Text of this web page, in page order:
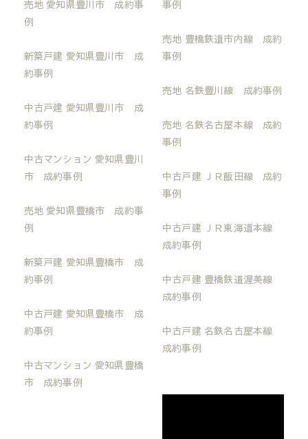
売地 愛知県豊川市 成約事
例
新築戸建 愛知県豊川市 成
約事例
中古戸建 愛知県豊川市 成
約事例
中古マンション 愛知県豊川
市 成約事例
売地 愛知県豊橋市 成約事
例
新築戸建 愛知県豊橋市 成
約事例
中古戸建 愛知県豊橋市 成
約事例
中古マンション 愛知県豊橋
市 成約事例
事例
売地 豊橋鉄道市内線 成約
事例
売地 名鉄豊川線 成約事例
売地 名鉄名古屋本線 成約
事例
中古戸建 ＪＲ飯田線 成約
事例
中古戸建 ＪＲ東海道本線
成約事例
中古戸建 豊橋鉄道渥美線
成約事例
中古戸建 名鉄名古屋本線
成約事例